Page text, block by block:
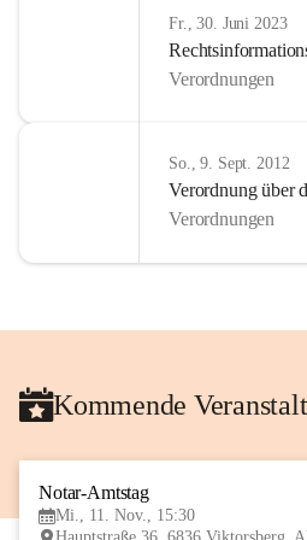
Fr., 30. Juni 2023
Verordnungen
So., 9. Sept. 2012
Verordnung über
Verordnungen
Kommende
Notar-Amtstag
Mi., 11. Nov., 15:30